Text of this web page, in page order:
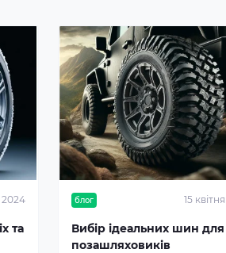
2024
та
блог 15
Вибір ідеальних шин для
позашляховиків